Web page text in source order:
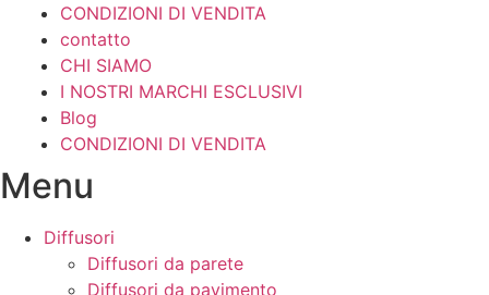
CONDIZIONI DI VENDITA
contatto
CHI SIAMO
I NOSTRI MARCHI ESCLUSIVI
Blog
CONDIZIONI DI VENDITA
Menu
Diffusori
Diffusori da parete
Diffusori da pavimento